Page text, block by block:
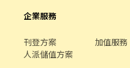
企業服務
刊登方案 加值服務
人派儲值方案